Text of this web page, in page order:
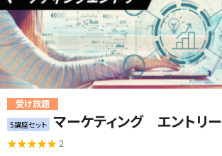
受け放題
5講座セット マーケティング エントリー
2